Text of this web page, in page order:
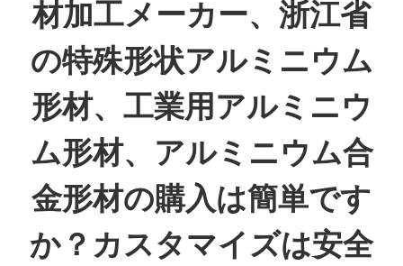
材加工メーカー、浙江省
の特殊形状アルミニウム
形材、工業用アルミニウ
ム形材、アルミニウム合
金形材の購入は簡単です
か？カスタマイズは安全